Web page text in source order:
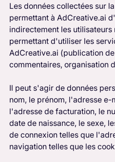
Les données collectées sur
permettant à AdCreative.ai
indirectement les utilisateurs
permettant d'utiliser les
AdCreative.ai (publication
commentaires, organisation
Il peut s'agir de données
nom, le prénom, l'adresse
l'adresse de facturation, le
date de naissance, le sexe,
de connexion telles que
navigation telles que les